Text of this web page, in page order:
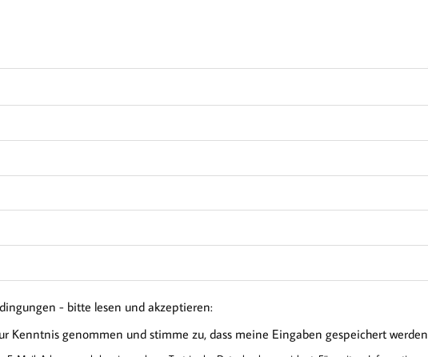
- bitte lesen und akzeptieren:
Kenntnis genommen und stimme zu, dass meine Eingaben gespeichert werden